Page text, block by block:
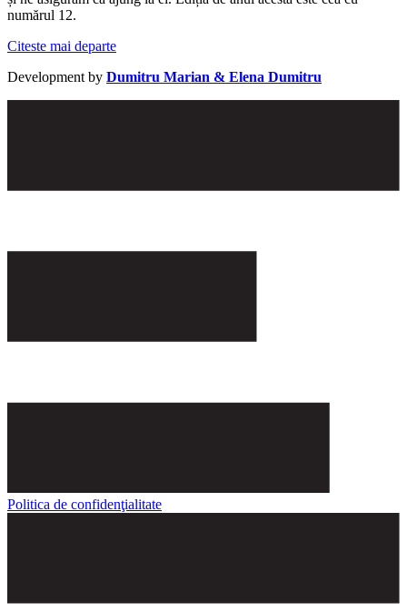
numărul 12.
Citeste mai departe
Development by Dumitru Marian & Elena Dumitru
Politica de confidenţialitate